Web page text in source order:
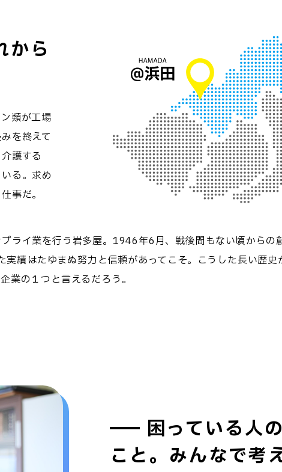
から
類が工場
を終えて
護する
る。求め
事だ。
ライ業を行う岩多屋。1946年6月、戦後間もない頃からの
績はたゆまぬ努力と信頼があってこそ。こうした長い歴史
業の１つと言えるだろう。
困っている人
こと。みんなで考